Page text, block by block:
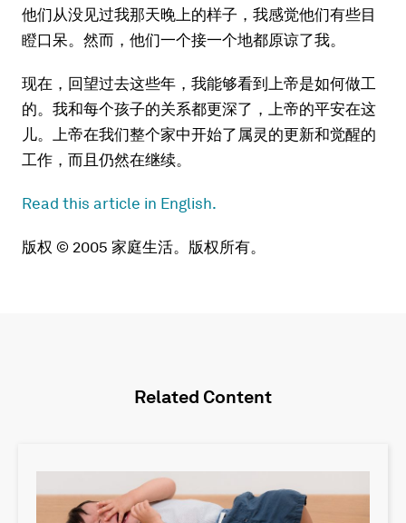
他们从没见过我那天晚上的样子，我感觉他们有些目
瞪口呆。然而，他们一个接一个地都原谅了我。
现在，回望过去这些年，我能够看到上帝是如何做工
的。我和每个孩子的关系都更深了，上帝的平安在这
儿。上帝在我们整个家中开始了属灵的更新和觉醒的
工作，而且仍然在继续。
Read this article in English.
版权 © 2005 家庭生活。版权所有。
Related Content